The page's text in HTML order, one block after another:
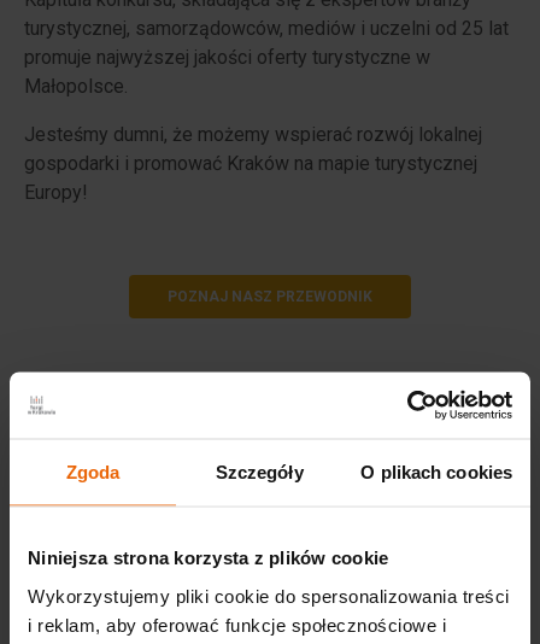
Zgoda Szczegóły O plikach cookies
Niniejsza strona korzysta z plików cookie
Wykorzystujemy pliki cookie do spersonalizowania treści
i reklam, aby oferować funkcje społecznościowe i
turystycznej, samorządowców, mediów i uczelni od 25 lat
promuje najwyższej jakości oferty turystyczne w
Małopolsce.
Jesteśmy dumni, że możemy wspierać rozwój lokalnej
gospodarki i promować Kraków na mapie turystycznej
Europy!
POZNAJ NASZ PRZEWODNIK